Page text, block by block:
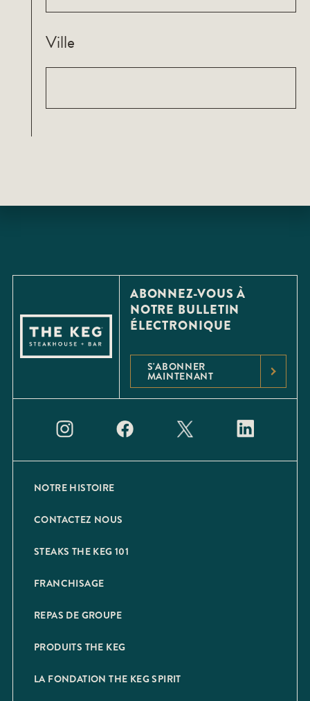
ABONNEZ-VOUS À
NOTRE BULLETIN
ÉLECTRONIQUE
S'ABONNER
MAINTENANT
NOTRE HISTOIRE
CONTACTEZ NOUS
STEAKS THE KEG 101
FRANCHISAGE
REPAS DE GROUPE
PRODUITS THE KEG
LA FONDATION THE KEG SPIRIT